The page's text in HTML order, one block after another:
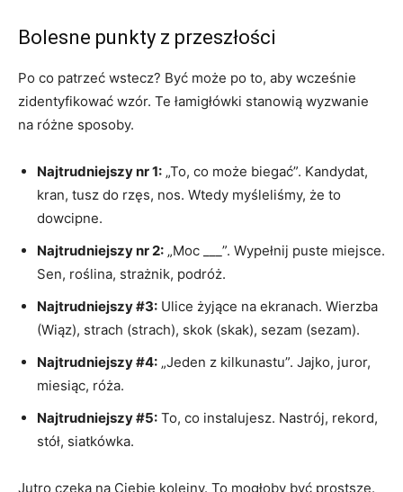
Bolesne punkty z przeszłości
Po co patrzeć wstecz? Być może po to, aby wcześnie
zidentyfikować wzór. Te łamigłówki stanowią wyzwanie
na różne sposoby.
Najtrudniejszy nr 1: „To, co może biegać”. Kandydat,
kran, tusz do rzęs, nos. Wtedy myśleliśmy, że to
dowcipne.
Najtrudniejszy nr 2: „Moc ___”. Wypełnij puste miejsce.
Sen, roślina, strażnik, podróż.
Najtrudniejszy #3: Ulice żyjące na ekranach. Wierzba
(Wiąz), strach (strach), skok (skak), sezam (sezam).
Najtrudniejszy #4: „Jeden z kilkunastu”. Jajko, juror,
miesiąc, róża.
Najtrudniejszy #5: To, co instalujesz. Nastrój, rekord,
stół, siatkówka.
Jutro czeka na Ciebie kolejny. To mogłoby być prostsze.